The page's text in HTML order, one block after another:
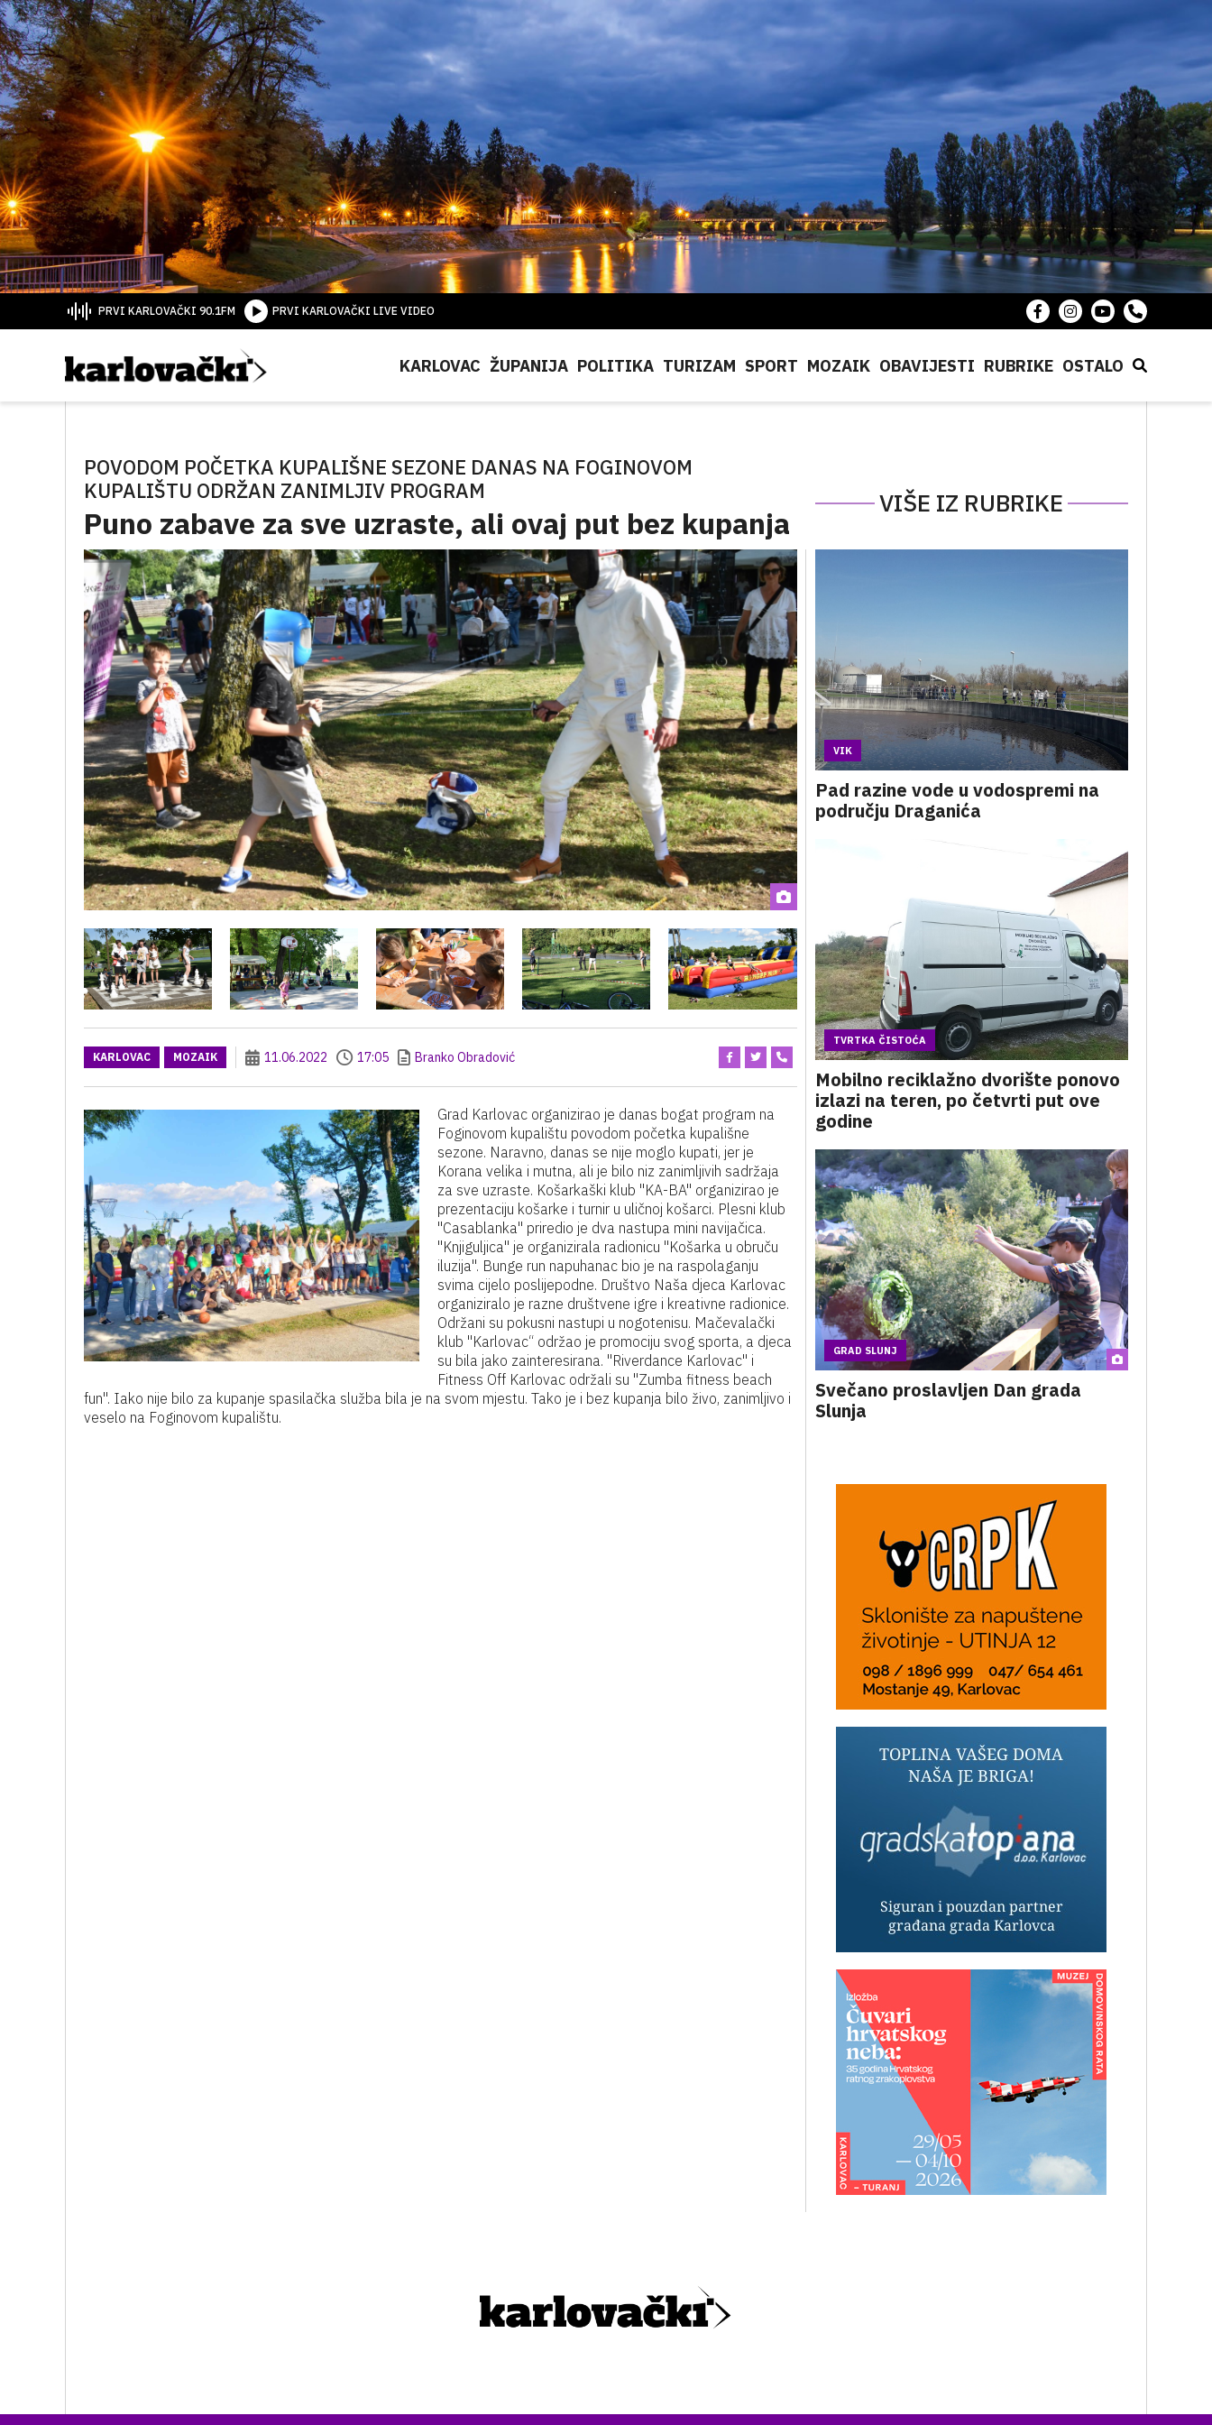
PRVI KARLOVAČKI 90.1FM PRVI KARLOVAČKI LIVE VIDEO
KARLOVAC ŽUPANIJA POLITIKA TURIZAM SPORT MOZAIK OBAVIJESTI RUBRIKE OSTALO
POVODOM POČETKA KUPALIŠNE SEZONE DANAS NA FOGINOVOM
KUPALIŠTU ODRŽAN ZANIMLJIV PROGRAM
Puno zabave za sve uzraste, ali ovaj put bez kupanja
VIŠE IZ RUBRIKE
KARLOVAC MOZAIK 11.06.2022 17:05 Branko Obradović
Grad Karlovac organizirao je danas bogat program na
Foginovom kupalištu povodom početka kupališne
sezone. Naravno, danas se nije moglo kupati, jer je
Korana velika i mutna, ali je bilo niz zanimljivih sadržaja
za sve uzraste. Košarkaški klub "KA-BA" organizirao je
prezentaciju košarke i turnir u uličnoj košarci. Plesni klub
"Casablanka" priredio je dva nastupa mini navijačica.
"Knjiguljica" je organizirala radionicu "Košarka u obruču
iluzija". Bunge run napuhanac bio je na raspolaganju
svima cijelo poslijepodne. Društvo Naša djeca Karlovac
organiziralo je razne društvene igre i kreativne radionice.
Održani su pokusni nastupi u nogotenisu. Mačevalački
klub "Karlovac“ održao je promociju svog sporta, a djeca
su bila jako zainteresirana. "Riverdance Karlovac" i
Fitness Off Karlovac održali su "Zumba fitness beach
fun". Iako nije bilo za kupanje spasilačka služba bila je na svom mjestu. Tako je i bez kupanja bilo živo, zanimljivo i
veselo na Foginovom kupalištu.
VIK
Pad razine vode u vodospremi na
području Draganića
TVRTKA ČISTOĆA
Mobilno reciklažno dvorište ponovo
izlazi na teren, po četvrti put ove
godine
GRAD SLUNJ
Svečano proslavljen Dan grada
Slunja